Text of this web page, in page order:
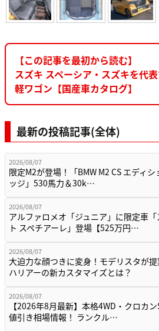
【この記事を最初から読む】
スズキ スペーシア・スズキを代
軽ワゴン【国産車カタログ】
最新の投稿記事(全体)
2026/08/07
限定M2が登場！「BMW M2 CS エディシ
ッジ」530馬力＆30k…
2026/08/07
アルファロメオ「ジュニア」に限定車
ト スペチアーレ」登場【525万円…
2026/08/07
大迫力な顔つきに変身！モデリスタが提
ハリアーの新カスタマイズとは？
2026/08/07
【2026年8月最新】本格4WD・クロカン
値引き相場情報！ ランクル…